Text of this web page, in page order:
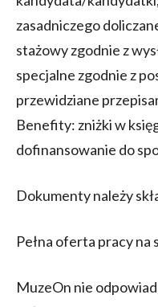
zasadniczego
stażowy zgodnie z
specjalne zgodnie z
przewidziane
Benefity: zniżki w
dofinansowanie do
Dokumenty należy
Pełna oferta pracy na
MuzeOn nie